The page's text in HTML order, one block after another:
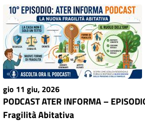
gio 11 giu, 2026
PODCAST ATER INFORMA –
Fragilità Abitativa